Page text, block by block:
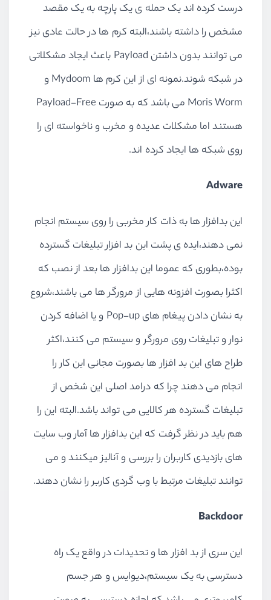
درست کرده اند یک حمله ی یک پارچه به یک مقصد
مشخص را داشته باشند،البته کرم ها در حالت عادی نیز
می توانند بدون داشتن Payload باعث ایجاد مشکلاتی
در شبکه شوند.نمونه ای از این کرم ها Mydoom و
Moris Worm می باشد که به صورت Payload-Free
هستند اما مشکلات عدیده و مخرب و ناخواسته ای را
روی شبکه ها ایجاد کرده اند.
Adware
این بدافزار ها به ذات کار مخربی را روی سیستم انجام
نمی دهند،ایده ی پشت این بد افزار تبلیغات گسترده
بوده،بطوری که عموما این بدافزار ها بعد از نصب که
اکثرا بصورت افزونه هایی از مرورگر ها می باشند،شروع
به نشان دادن پیغام های Pop-up و یا اضافه کردن
نوار و تبلیغات روی مرورگر و سیستم می کنند،اکثر
طراح های این بد افزار ها بصورت مجانی این کار را
انجام می دهند چرا که درامد اصلی این شخص از
تبلیغات گسترده هر کالایی می تواند باشد.البته این را
هم باید در نظر گرفت که این بدافزار ها آمار وب سایت
های بازدیدی کاربران را بررسی و آنالیز میکنند و می
توانند تبلیغات مرتبط با وب گردی کاربر را نشان دهند.
Backdoor
این سری از بد افزار ها و تحدیدات در واقع یک راه
دسترسی به یک سیستم،دیوایس و هر جسم